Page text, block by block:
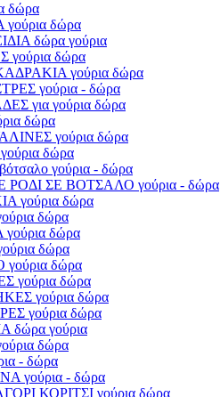
δώρα
δώρα
δώρα γούρια
δώρα
γούρια δώρα
γούρια - δώρα
για γούρια δώρα
δώρα
γούρια δώρα
δώρα
γούρια - δώρα
ΣΕ ΒΟΤΣΑΛΟ γούρια - δώρα
γούρια δώρα
δώρα
δώρα
δώρα
δώρα
γούρια δώρα
γούρια δώρα
γούρια δώρα
γούρια
δώρα
- δώρα
γούρια - δώρα
ΚΟΡΙΤΣΙ γούρια δώρα